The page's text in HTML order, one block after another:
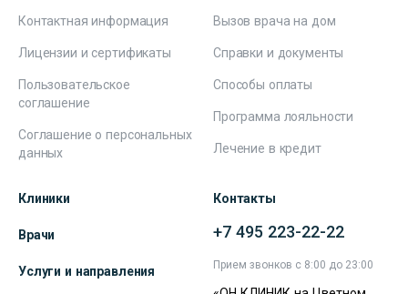
Контактная информация
Лицензии и сертификаты
Пользовательское
соглашение
Соглашение о персональных
данных
Вызов врача на дом
Справки и документы
Способы оплаты
Программа лояльности
Лечение в кредит
Клиники
Врачи
Услуги и направления
Контакты
+7 495 223-22-22
Прием звонков с 8:00 до 23:00